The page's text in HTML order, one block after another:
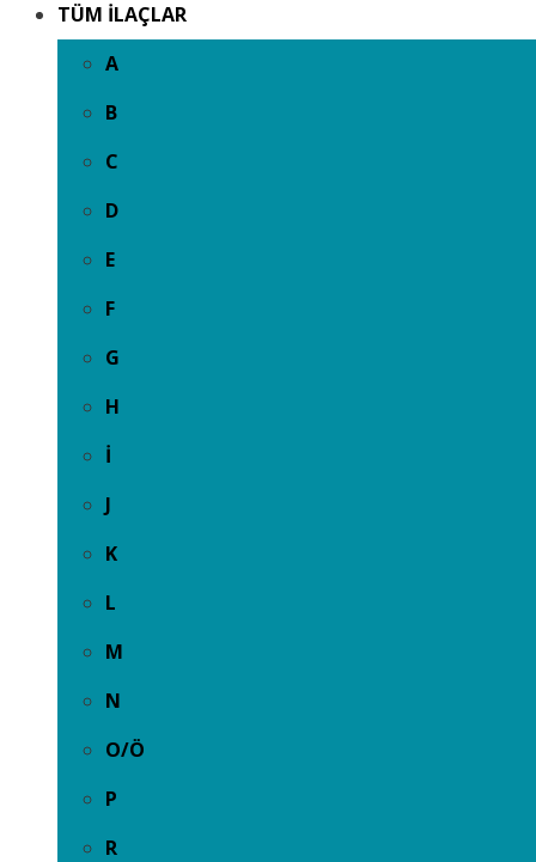
TÜM İLAÇLAR
A
B
C
D
E
F
G
H
İ
J
K
L
M
N
O/Ö
P
R